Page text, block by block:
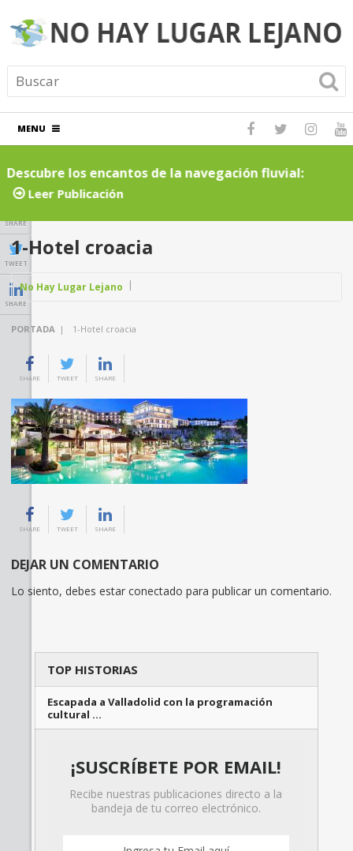
MENU
Descubre los encantos de la navegación fluvial:
cruceros por ríos inolvidables
Leer Publicación
SHARE
TWEET
SHARE
1-Hotel croacia
No Hay Lugar Lejano
PORTADA | 1-Hotel croacia
SHARE TWEET SHARE
SHARE TWEET SHARE
DEJAR UN COMENTARIO
Lo siento, debes estar conectado para publicar un comentario.
TOP HISTORIAS
Escapada a Valladolid con la programación
cultural …
¡SUSCRÍBETE POR EMAIL!
Recibe nuestras publicaciones directo a la
bandeja de tu correo electrónico.